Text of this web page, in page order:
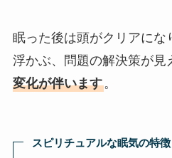
眠った後は頭がクリアにな
浮かぶ、問題の解決策が見
変化が伴います。
スピリチュアルな眠気の特徴